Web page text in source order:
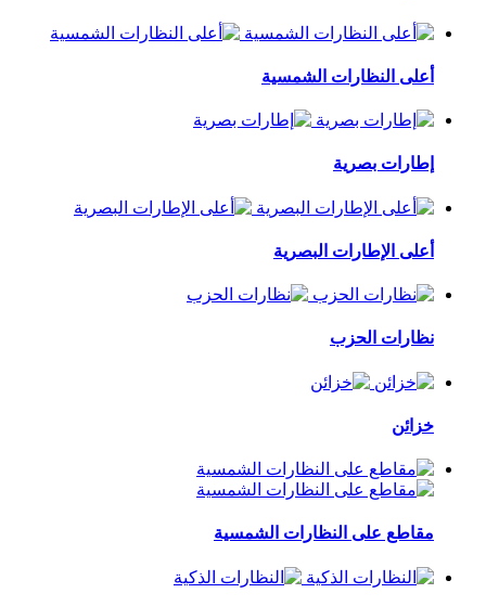
أعلى النظارات الشمسية
إطارات بصرية
أعلى الإطارات البصرية
نظارات الحزب
خزائن
مقاطع على النظارات الشمسية